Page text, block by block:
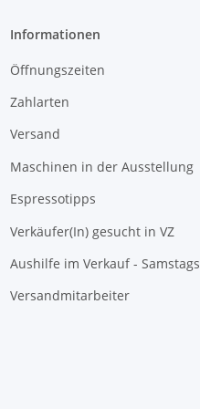
Informationen
Öffnungszeiten
Zahlarten
Versand
Maschinen in der Ausstellung
Espressotipps
Verkäufer(In) gesucht in VZ
Aushilfe im Verkauf - Samstags
Versandmitarbeiter